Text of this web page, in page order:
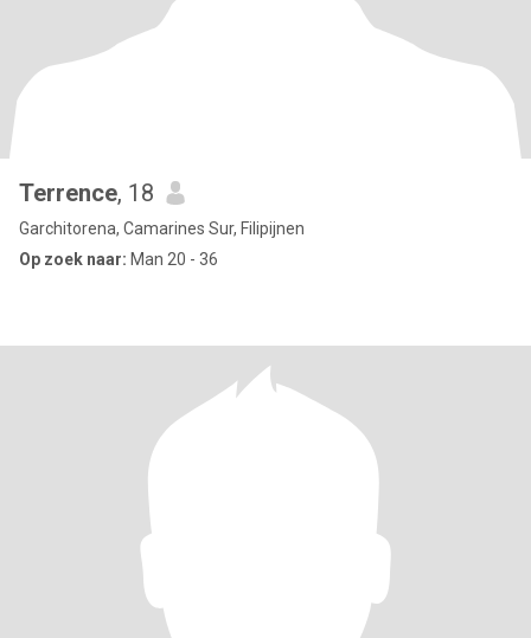
Terrence, 18
Garchitorena, Camarines Sur, Filipijnen
Op zoek naar: Man 20 - 36